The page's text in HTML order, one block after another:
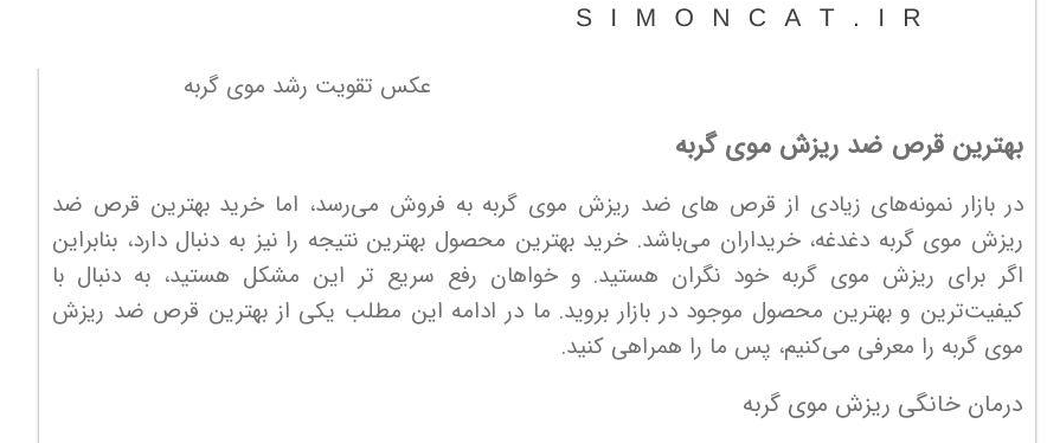
عکس تقویت رشد موی گربه
بهترین قرص ضد ریزش موی گربه
در بازار نمونه‌های زیادی از قرص های ضد ریزش موی گربه به فروش می‌رسد، اما خرید بهترین قرص ضد
ریزش موی گربه دغدغه، خریداران می‌باشد. خرید بهترین محصول بهترین نتیجه را نیز به دنبال دارد، بنابراین
اگر برای ریزش موی گربه خود نگران هستید. و خواهان رفع سریع تر این مشکل هستید، به دنبال با
کیفیت‌ترین و بهترین محصول موجود در بازار بروید. ما در ادامه این مطلب یکی از بهترین قرص ضد ریزش
موی گربه را معرفی می‌کنیم، پس ما را همراهی کنید.
درمان خانگی ریزش موی گربه